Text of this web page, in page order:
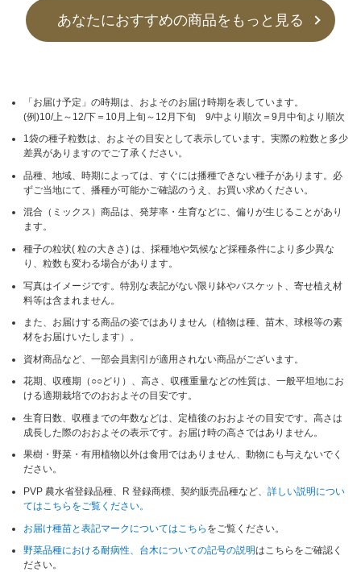
あなたにおすすめの商品をもっと見る
「お届け予定」の時期は、およそのお届け時期を表しています。
(例)10/上～12/下＝10月上旬～12月下旬 9/中より順次＝9月中旬より順次
1袋の種子粒数は、およその目安として表示しています。実際の粒数と多少
差異がありますのでご了承ください。
品種、地域、時期によっては、すぐには播種できない種子があります。必
ずご当地にて、播種が可能かご確認のうえ、お買い求めください。
混合（ミックス）商品は、発芽率・生育などに、偏りが生じることがあり
ます。
種子の粒状( 粒の大きさ) は、採種地や気候など採種条件により多少異な
り、粒数も変わる場合があります。
写真はイメージです。特別な表記がない限り鉢やバスケット、寄せ植え材
料等は含まれません。
また、お届けする商品の姿ではありません（植物は種、苗木、球根等の素
材をお届けいたします）。
資材商品など、一部会員割引が適用されない商品がございます。
花期、収穫期（○○どり）、高さ、収穫重量などの性質は、一般平坦地にお
ける適期栽培でのおおよその目安です。
生育日数、収穫までの年数などは、定植後のおおよその目安です。高さは
成長した際のおおよその表示です。お届け時の高さではありません。
果樹・野菜・有用植物以外は食用ではありません、動物にも与えないでく
ださい。
PVP 農水省登録品種、R 登録商標、契約販売品種など、詳しい説明につい
てはこちらをご覧ください。
お届け種苗と表記マークについてはこちら をご覧ください。
野菜品種における耐病性、台木についての記号の説明はこちらをご確認く
ださい。